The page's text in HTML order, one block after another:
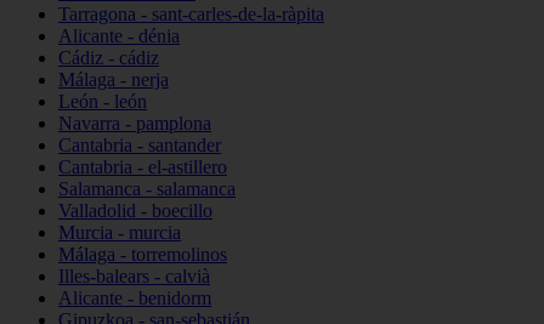
Tarragona - sant-carles-de-la-ràpita
Alicante - dénia
Cádiz - cádiz
Málaga - nerja
León - león
Navarra - pamplona
Cantabria - santander
Cantabria - el-astillero
Salamanca - salamanca
Valladolid - boecillo
Murcia - murcia
Málaga - torremolinos
Illes-balears - calvià
Alicante - benidorm
Gipuzkoa - san-sebastián